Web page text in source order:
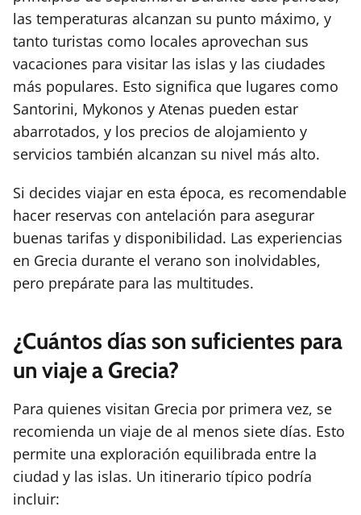
las temperaturas alcanzan su punto máximo, y
tanto turistas como locales aprovechan sus
vacaciones para visitar las islas y las ciudades
más populares. Esto significa que lugares como
Santorini, Mykonos y Atenas pueden estar
abarrotados, y los precios de alojamiento y
servicios también alcanzan su nivel más alto.
Si decides viajar en esta época, es recomendable
hacer reservas con antelación para asegurar
buenas tarifas y disponibilidad. Las experiencias
en Grecia durante el verano son inolvidables,
pero prepárate para las multitudes.
¿Cuántos días son suficientes para
un viaje a Grecia?
Para quienes visitan Grecia por primera vez, se
recomienda un viaje de al menos siete días. Esto
permite una exploración equilibrada entre la
ciudad y las islas. Un itinerario típico podría
incluir: